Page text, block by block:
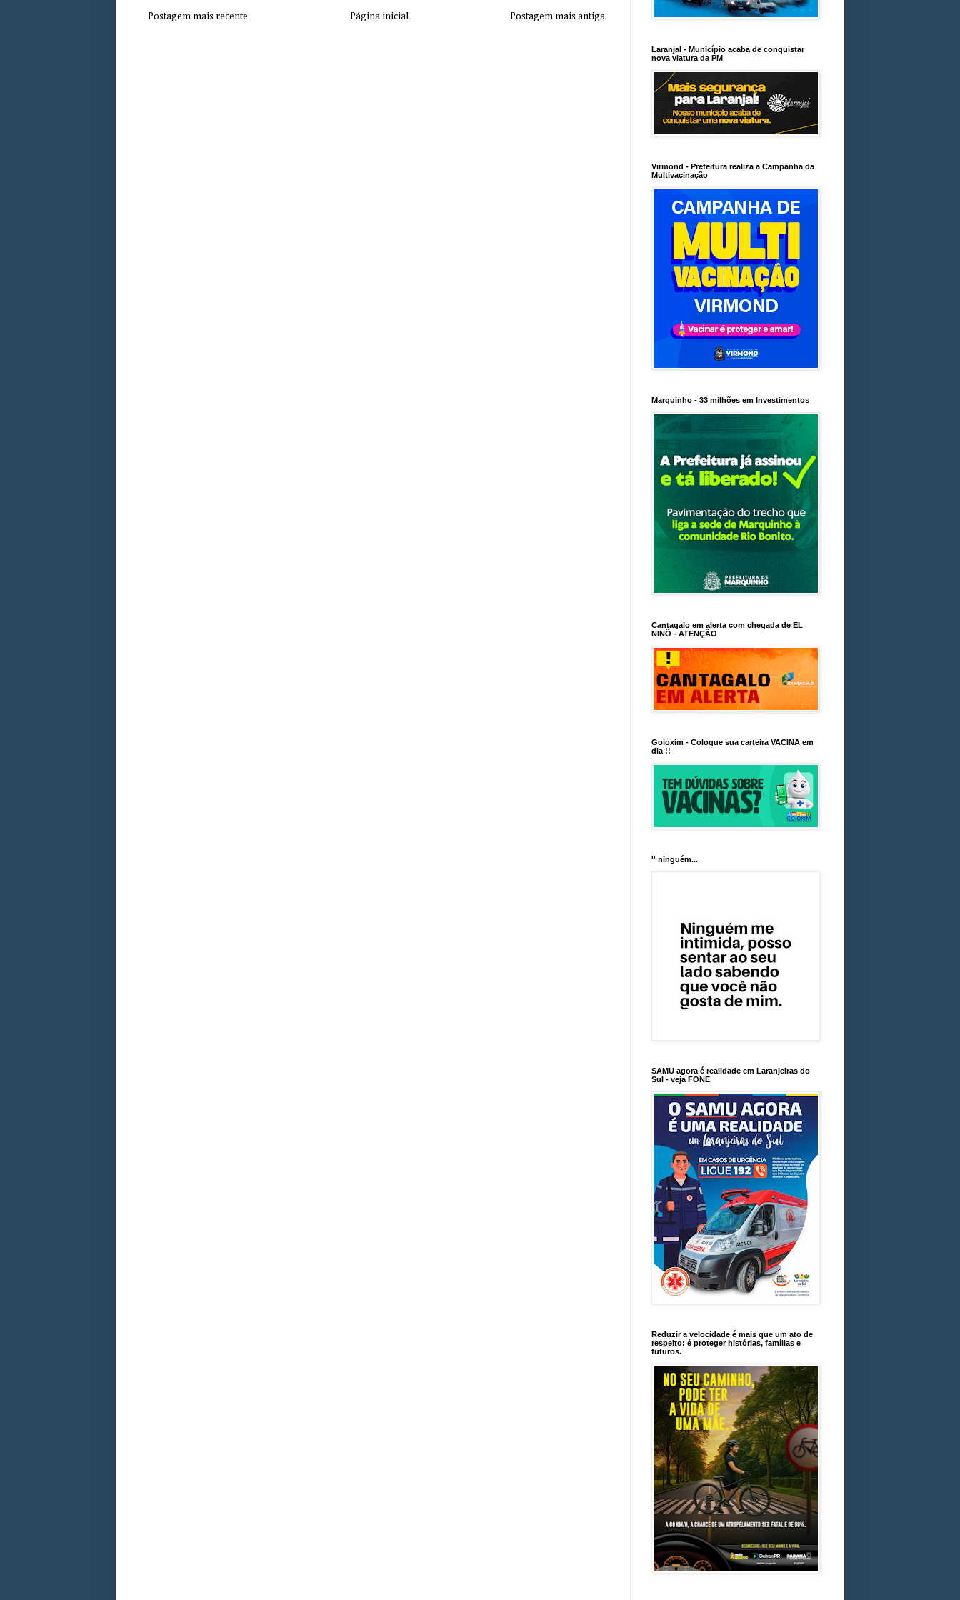
Postagem mais recente Postagem mais antiga
Página inicial
Laranjal - Município acaba de conquistar
nova viatura da PM
Virmond - Prefeitura realiza a Campanha da
Multivacinação
Marquinho - 33 milhões em Investimentos
Cantagalo em alerta com chegada de EL
NINÕ - ATENÇÃO
Goioxim - Coloque sua carteira VACINA em
dia !!
'' ninguém...
SAMU agora é realidade em Laranjeiras do
Sul - veja FONE
Reduzir a velocidade é mais que um ato de
respeito: é proteger histórias, famílias e
futuros.